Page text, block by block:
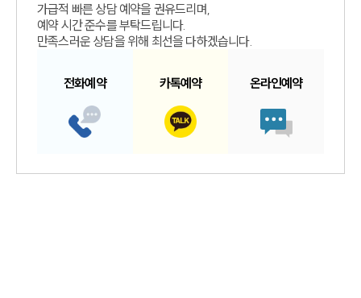
가급적 빠른 상담 예약을 권유드리며,
예약 시간 준수를 부탁드립니다.
만족스러운 상담을 위해 최선을 다하겠습니다.
전화예약 카톡예약 온라인예약